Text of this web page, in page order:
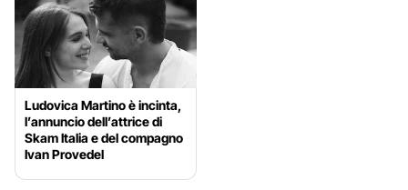
Ludovica Martino è incinta,
l’annuncio dell’attrice di
Skam Italia e del compagno
Ivan Provedel